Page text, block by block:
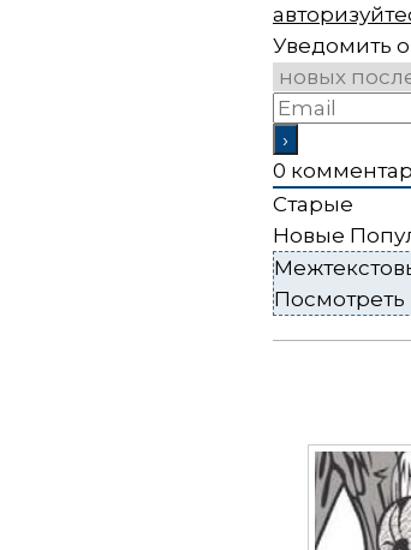
Уведомить о
0
Старые
Новые